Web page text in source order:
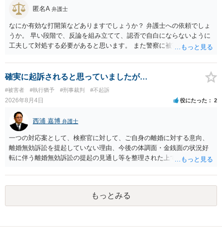
は、婚姻関係の有無にかかわらず、6月以上10年以下の拘禁刑に処す
る。 ③アルコール若しくは薬物を摂取させること又はそれらの影響が
あること。 以上の通りですから、アルコール摂取だけでなく、「同意
しない意思を形成し、表明し若しくは全うすることが困難な状態」で
あることが必要です。
匿名A 弁護士
なにか有効な打開策などありますでしょうか？ 弁護士への依頼でしょ
うか。 早い段階で、反論を組み立てて、認否で自白にならないように
工夫して対処する必要があると思います。 また警察に被害届を出すと
告訴状を作って証拠をそろえて出すことでしょう。
確実に起訴されると思っていましたが…
#被害者 #執行猶予 #刑事裁判 #不起訴
2026年8月4日 役にたった 2
西浦 嘉博 弁護士
一つの対応案として、検察官に対して、ご自身の離婚に対する意向、
離婚無効訴訟を提起していない理由、今後の体調面・金銭面の状況好
転に伴う離婚無効訴訟の提起の見通し等を整理された上で、書面とし
検察官の処分判断の際、相談者さんの意向を示す証拠の一つとして位
置づけられる様に思われます。 より詳細についてお聞きになりたい場
合、最寄りの法律事務所での相談を検討ください
もっとみる